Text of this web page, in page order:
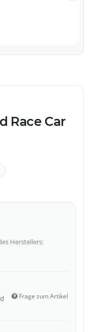
Race Car
Herstellers:
Frage zum Artikel